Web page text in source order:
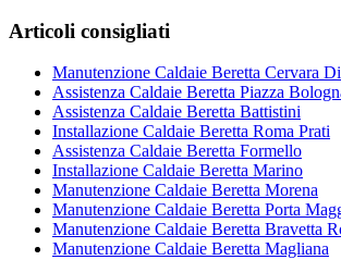
Articoli consigliati
Manutenzione Caldaie Beretta Cervara
Assistenza Caldaie Beretta Piazza
Assistenza Caldaie Beretta Battistini
Installazione Caldaie Beretta Roma Prati
Assistenza Caldaie Beretta Formello
Installazione Caldaie Beretta Marino
Manutenzione Caldaie Beretta Morena
Manutenzione Caldaie Beretta Porta
Manutenzione Caldaie Beretta Bravetta
Manutenzione Caldaie Beretta Magliana